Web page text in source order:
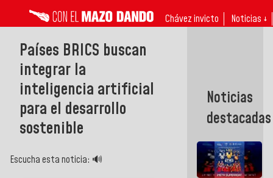
Chávez invicto Noticias ↓
Países BRICS buscan
integrar la
inteligencia artificial
para el desarrollo
sostenible
Escucha esta noticia: 🔊
Noticias
destacadas